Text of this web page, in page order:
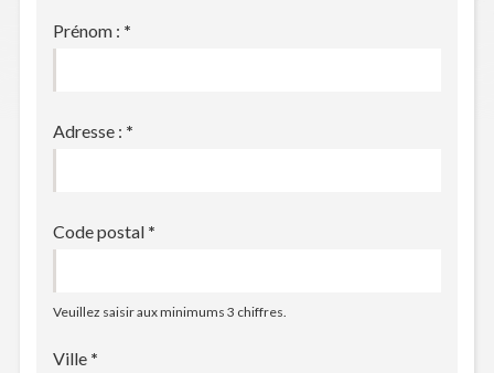
Prénom : *
Adresse : *
Code postal *
Veuillez saisir aux minimums 3 chiffres.
Ville *